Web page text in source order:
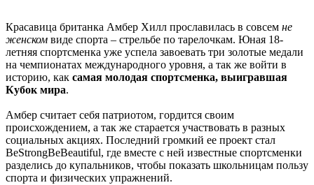
Красавица британка Амбер Хилл прославилась в совсем не
женском виде спорта – стрельбе по тарелочкам. Юная 18-
летняя спортсменка уже успела завоевать три золотые медали
на чемпионатах международного уровня, а так же войти в
историю, как самая молодая спортсменка, выигравшая
Кубок мира.
Амбер считает себя патриотом, гордится своим
происхождением, а так же старается участвовать в разных
социальных акциях. Последний громкий ее проект стал
BeStrongBeBeautiful, где вместе с ней известные спортсменки
разделись до купальников, чтобы показать школьницам пользу
спорта и физических упражнений.